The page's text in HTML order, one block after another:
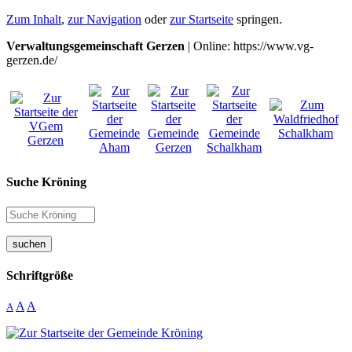
Zum Inhalt, zur Navigation oderzur Startseite springen.
Verwaltungsgemeinschaft Gerzen | Online: https://www.vg-
gerzen.de/
Suche Kröning
suchen
Schriftgröße
A A A